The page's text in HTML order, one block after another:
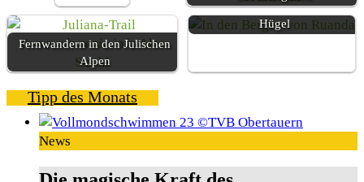
Fernwandern in den Julischen
Alpen
Ruanda, das Land der tausend
Hügel
Tipp des Monats
News